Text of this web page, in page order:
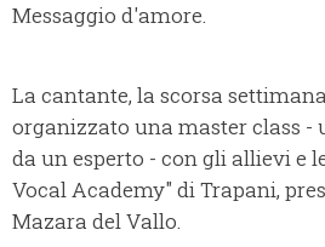
Messaggio d'amore.
La cantante, la scorsa
organizzato una master class
da un esperto - con gli allievi e
Vocal Academy" di Trapani,
Mazara del Vallo.